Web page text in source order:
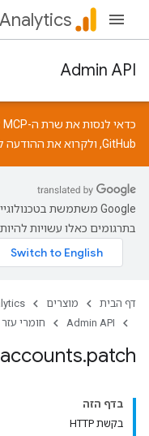
Analytics
Admin API
כדאי לנסות את שרת ה-MCP ל-Google Analytics. אפשר להתקין מ-
GitHub, ולקרוא את ההודעה
בתרגומים כאלו עשויות
דף הבית מוצרים
Admin API
חומרי עזר
.patch
בדף הזה
בקשת HTTP